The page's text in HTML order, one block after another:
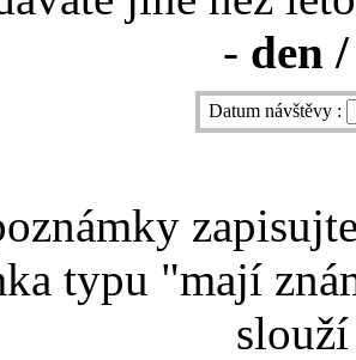
- den
Datum návštěvy :
typu "mají